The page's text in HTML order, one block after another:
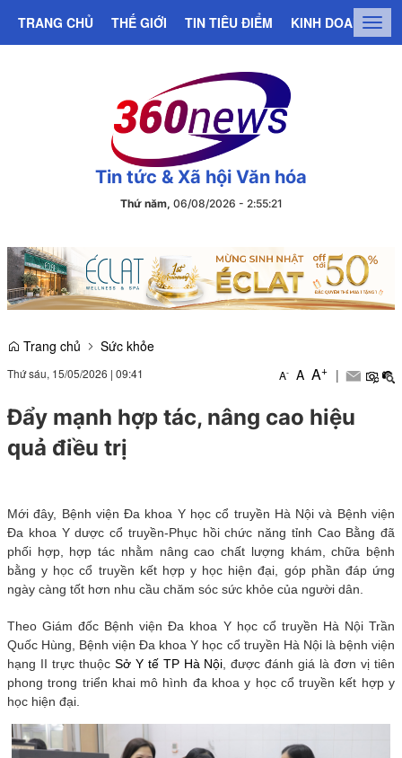
TRANG CHỦ THẾ GIỚI TIN TIÊU ĐIỂM KINH DOANH
Tin tức & Xã hội Văn hóa
Thứ năm, 06/08/2026 - 2:55:21
Trang chủ Sức khỏe
Thứ sáu, 15/05/2026 | 09:41 A- A A+ |
Đẩy mạnh hợp tác, nâng cao hiệu
quả điều trị
Mới đây, Bệnh viện Đa khoa Y học cổ truyền Hà Nội và Bệnh viện
Đa khoa Y dược cổ truyền-Phục hồi chức năng tỉnh Cao Bằng đã
phối hợp, hợp tác nhằm nâng cao chất lượng khám, chữa bệnh
bằng y học cổ truyền kết hợp y học hiện đại, góp phần đáp ứng
ngày càng tốt hơn nhu cầu chăm sóc sức khỏe của người dân.
Theo Giám đốc Bệnh viện Đa khoa Y học cổ truyền Hà Nội Trần
Quốc Hùng, Bệnh viện Đa khoa Y học cổ truyền Hà Nội là bệnh viện
hạng II trực thuộc Sở Y tế TP Hà Nội, được đánh giá là đơn vị tiên
phong trong triển khai mô hình đa khoa y học cổ truyền kết hợp y
học hiện đại.